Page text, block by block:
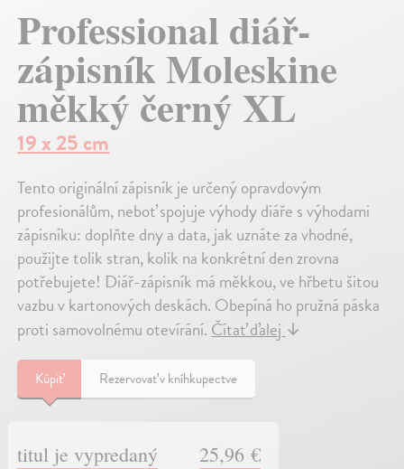
Professional diář-
zápisník Moleskine
měkký černý XL
19 x 25 cm
Tento originální zápisník je určený opravdovým
profesionálům, neboť spojuje výhody diáře s výhodami
zápisníku: doplňte dny a data, jak uznáte za vhodné,
použijte tolik stran, kolik na konkrétní den zrovna
potřebujete! Diář-zápisník má měkkou, ve hřbetu šitou
vazbu v kartonových deskách. Obepíná ho pružná páska
proti samovolnému otevírání.Čítať ďalej↓
Kúpiť Rezervovať v kníhkupectve
titul je vypredaný 25,96 €